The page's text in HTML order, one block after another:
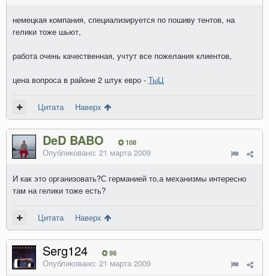
немецкая компания, специализируется по пошиву тентов, на
гелики тоже шьют,
работа очень качественная, учтут все пожелания клиентов,
цена вопроса в районе 2 штук евро - ТыЦ
Цитата Наверх
DeD BABO 108
Опубликовано: 21 марта 2009
И как это организовать?С германией то,а механизмы интересно
там на гелики тоже есть?
Цитата Наверх
Serg124 98
Опубликовано: 21 марта 2009